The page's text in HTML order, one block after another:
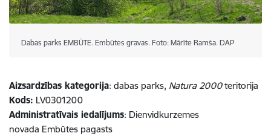
Dabas parks EMBŪTE. Embūtes gravas. Foto: Mārīte Ramša. DAP
Aizsardzības kategorija: dabas parks, Natura 2000teritorija
Kods: LV0301200
Administratīvais iedalījums: Dienvidkurzemes
novada Embūtes pagasts